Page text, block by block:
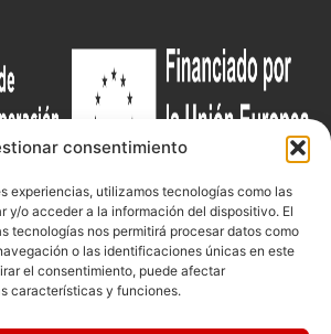
consentimiento
experiencias, utilizamos tecnologías como las
y/o acceder a la información del dispositivo. El
tecnologías nos permitirá procesar datos como
o las identificaciones únicas en este
el consentimiento, puede afectar
características y funciones.
Pista
Documentacio
Funcionament
Contacte
Jonqueres,